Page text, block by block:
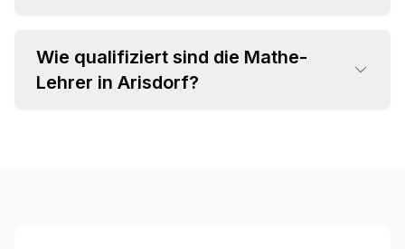
•
Analysis und Differentialrechnung
• Einzelstunden ab CHF 35 pro Stunde
• Attraktive Paketpreise verfügbar
Wie qualifiziert sind die Mathe-
Lehrer in Arisdorf?